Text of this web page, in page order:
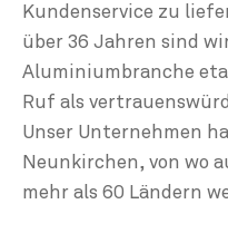
Kundenservice zu
über 36 Jahren sind
Aluminiumbranche
Ruf als
Unser Unternehmen
Neunkirchen, von wo
mehr als 60 Ländern